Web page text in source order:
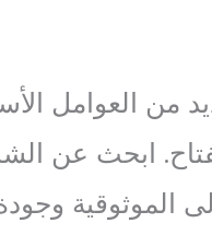
من العوامل
ابحث عن
الموثوقية